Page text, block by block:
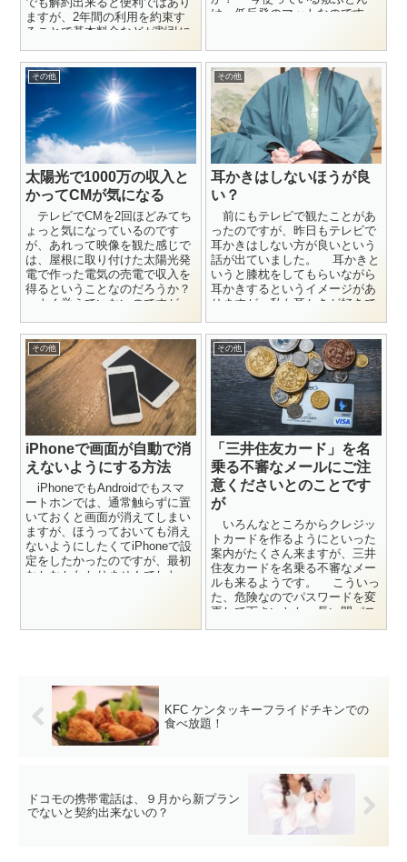
ますが、2年間の利用を約束す
ることで基本料金などが割引に
すると違約...
は、低反発のマットなのです
その他
太陽光で1000万の収入と
かってCMが気になる
テレビでCMを2回ほどみてち
ょっと気になっているのです
が、あれって映像を観た感じで
は、屋根に取り付けた太陽光発
電で作った電気の売電で収入を
得るということなのだろうか？
よく覚えていないのですが、
るの...
その他
耳かきはしないほうが良
い？
前にもテレビで観たことがあ
ったのですが、昨日もテレビで
耳かきはしない方が良いという
話が出ていました。 耳かきと
いうと膝枕をしてもらいながら
耳かきするというイメージがあ
りますが、私も耳かきが好きで
もすぐに...
その他
iPhoneで画面が自動で消
えないようにする方法
iPhoneでもAndroidでもスマ
ートホンでは、通常触らずに置
いておくと画面が消えてしまい
ますが、ほうっておいても消え
ないようにしたくてiPhoneで設
定をしたかったのですが、最初
なかなかわかりませんでした。
その他
「三井住友カード」を名
乗る不審なメールにご注
意くださいとのことです
が
いろんなところからクレジッ
トカードを作るようにといった
案内がたくさん来ますが、三井
住友カードを名乗る不審なメー
ルも来るようです。 こういっ
た、危険なのでパスワードを変
更して下さいとか、長い間パス
KFC ケンタッキーフライドチキンでの
食べ放題！
ドコモの携帯電話は、９月から新プラン
でないと契約出来ないの？